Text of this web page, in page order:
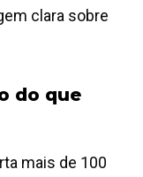
clara sobre
do que
mais de 100